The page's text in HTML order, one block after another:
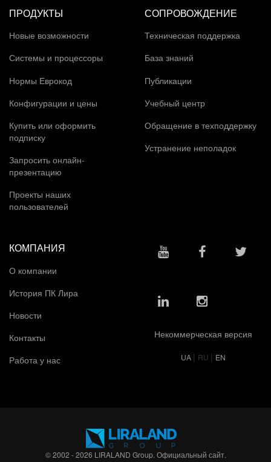
ПРОДУКТЫ
Новые возможности
Системы и процессоры
Нормы Еврокод
Конфигурации и цены
Купить или оформить
подписку
Запросить онлайн-
презентацию
Проекты наших
пользователей
СОПРОВОЖДЕНИЕ
Техническая поддержка
База знаний
Публикации
Учебный центр
Обращение в техподдержку
Устранение неполадок
КОМПАНИЯ
О компании
История ПК Лира
Новости
Контакты
Работа у нас
Некоммерческая версия
UA | RU | EN
© 2002 - 2026 LIRALAND Group. Официальный сайт.